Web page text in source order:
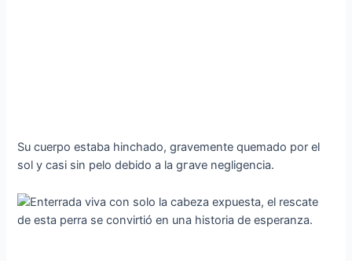
Su cuerpo estaba hinchado, gravemente quemado por el
sol y casi sin pelo debido a la ɡгаⱱe negligencia.